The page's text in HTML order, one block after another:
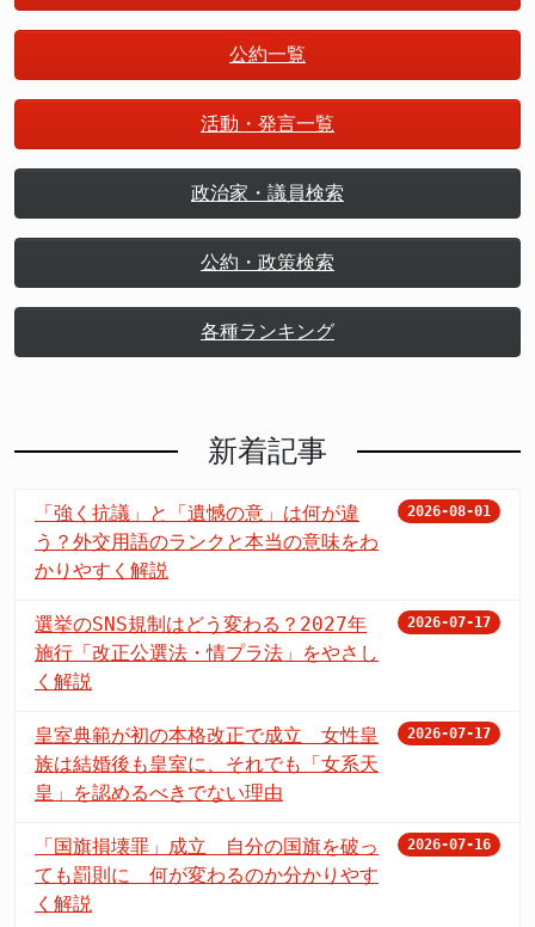
公約一覧
活動・発言一覧
政治家・議員検索
公約・政策検索
各種ランキング
新着記事
「強く抗議」と「遺憾の意」は何が違
う？外交用語のランクと本当の意味をわ
かりやすく解説
2026-08-01
選挙のSNS規制はどう変わる？2027年
施行「改正公選法・情プラ法」をやさし
く解説
2026-07-17
皇室典範が初の本格改正で成立 女性皇
族は結婚後も皇室に、それでも「女系天
皇」を認めるべきでない理由
2026-07-17
「国旗損壊罪」成立 自分の国旗を破っ
ても罰則に 何が変わるのか分かりやす
く解説
2026-07-16